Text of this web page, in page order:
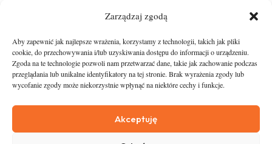
Zarządzaj zgodą
Aby zapewnić jak najlepsze wrażenia, korzystamy z technologii, takich jak pliki
cookie, do przechowywania i/lub uzyskiwania dostępu do informacji o urządzeniu.
Zgoda na te technologie pozwoli nam przetwarzać dane, takie jak zachowanie podczas
przeglądania lub unikalne identyfikatory na tej stronie. Brak wyrażenia zgody lub
wycofanie zgody może niekorzystnie wpłynąć na niektóre cechy i funkcje.
Akceptuję
Asfalt
O nas
Zostań Patronem